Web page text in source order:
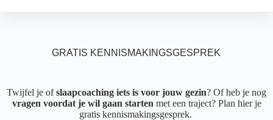
GRATIS KENNISMAKINGSGESPREK
Twijfel je ofslaapcoaching iets is voor jouw gezin? Of heb je nog
vragen voordat je wil gaan starten met een traject? Plan hier je
gratis kennismakingsgesprek.